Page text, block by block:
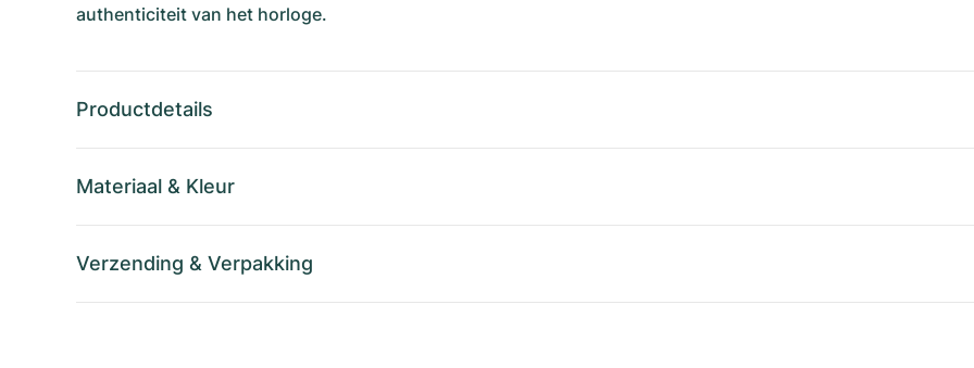
authenticiteit van het horloge.
Productdetails
Materiaal & Kleur
Verzending & Verpakking